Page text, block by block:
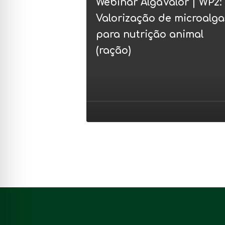
WP2:
microalgas
animal
Webinar AlgaValor | WP2:
Valorização de
para nutrição animal
(ração)